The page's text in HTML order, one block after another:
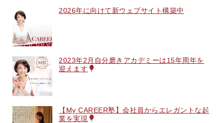
2026年に向けて新ウェブサイト構築中
2023年2月自分磨きアカデミーは15年周年を
迎えます
【My CAREER塾】会社員からエレガントな起
業を実現